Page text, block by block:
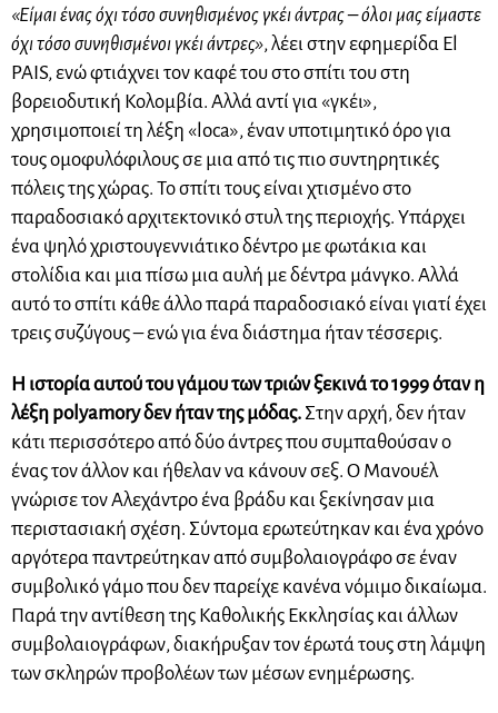
«Είμαι ένας όχι τόσο συνηθισμένος γκέι άντρας – όλοι μας είμαστε
όχι τόσο συνηθισμένοι γκέι άντρες», λέει στην εφημερίδα El
PAIS, ενώ φτιάχνει τον καφέ του στο σπίτι του στη
βορειοδυτική Κολομβία. Αλλά αντί για «γκέι»,
χρησιμοποιεί τη λέξη «loca», έναν υποτιμητικό όρο για
τους ομοφυλόφιλους σε μια από τις πιο συντηρητικές
πόλεις της χώρας. Το σπίτι τους είναι χτισμένο στο
παραδοσιακό αρχιτεκτονικό στυλ της περιοχής. Υπάρχει
ένα ψηλό χριστουγεννιάτικο δέντρο με φωτάκια και
στολίδια και μια πίσω μια αυλή με δέντρα μάνγκο. Αλλά
αυτό το σπίτι κάθε άλλο παρά παραδοσιακό είναι γιατί έχει
τρεις συζύγους – ενώ για ένα διάστημα ήταν τέσσερις.
Η ιστορία αυτού του γάμου των τριών ξεκινά το 1999 όταν η
λέξη polyamory δεν ήταν της μόδας.Στην αρχή, δεν ήταν
κάτι περισσότερο από δύο άντρες που συμπαθούσαν ο
ένας τον άλλον και ήθελαν να κάνουν σεξ. Ο Μανουέλ
γνώρισε τον Αλεχάντρο ένα βράδυ και ξεκίνησαν μια
περιστασιακή σχέση. Σύντομα ερωτεύτηκαν και ένα χρόνο
αργότερα παντρεύτηκαν από συμβολαιογράφο σε έναν
συμβολικό γάμο που δεν παρείχε κανένα νόμιμο δικαίωμα.
Παρά την αντίθεση της Καθολικής Εκκλησίας και άλλων
συμβολαιογράφων, διακήρυξαν τον έρωτά τους στη λάμψη
των σκληρών προβολέων των μέσων ενημέρωσης.